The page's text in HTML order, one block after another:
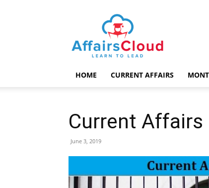
AffairsCloud.com
HOME CURRENT AFFAIRS
Current Affairs
June 3, 2019